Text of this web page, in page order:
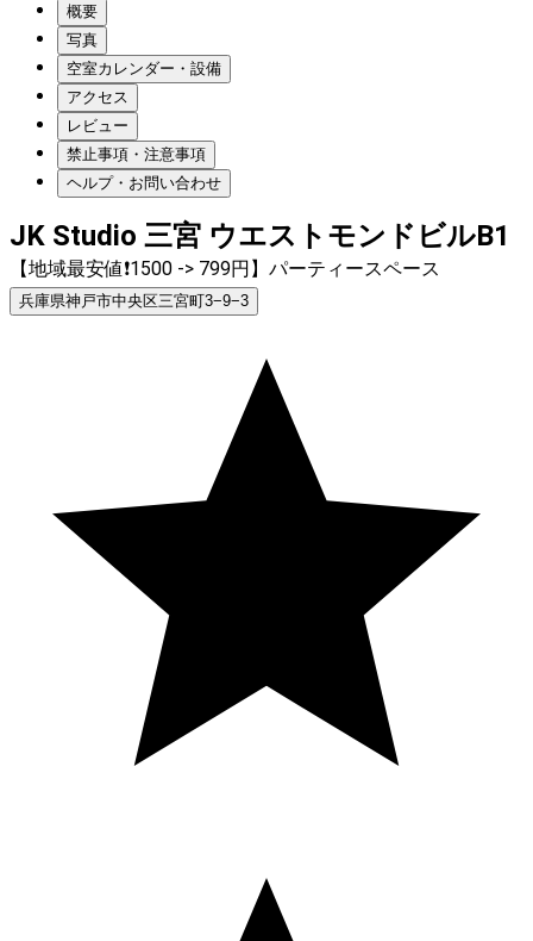
概要
写真
空室カレンダー・設備
アクセス
レビュー
禁止事項・注意事項
ヘルプ・お問い合わせ
JK Studio 三宮 ウエストモンドビルB1
【地域最安値❗1500 -> 799円】パーティースペース
兵庫県神戸市中央区三宮町3−9−3